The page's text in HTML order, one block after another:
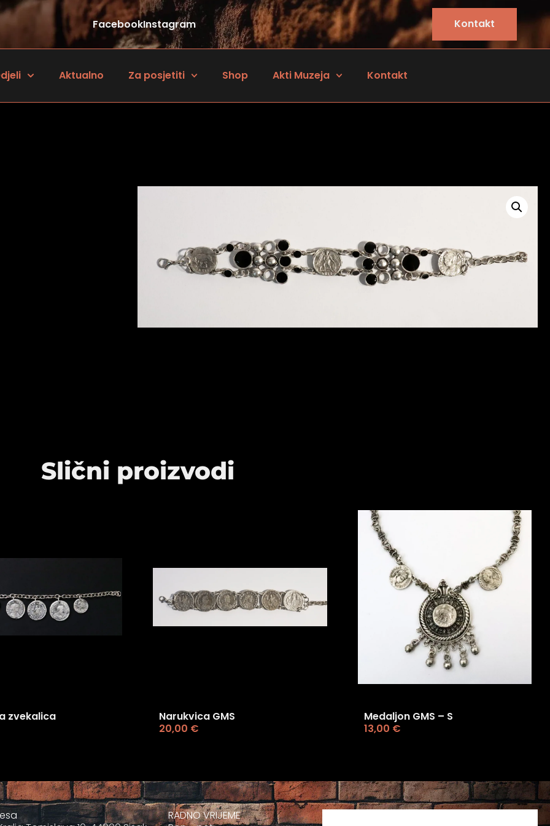
FacebookInstagram Kontakt
Aktualno Za posjetiti Shop Akti Muzeja Kontakt
Slični proizvodi
zvekalica
Narukvica GMS
20,00 €
Medaljon GMS – S
13,00 €
RADNO VRIJEME